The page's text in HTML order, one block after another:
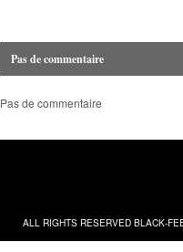
Pas de commentaire
Pas de commentaire
ALL RIGHTS RESERVED BLACK-